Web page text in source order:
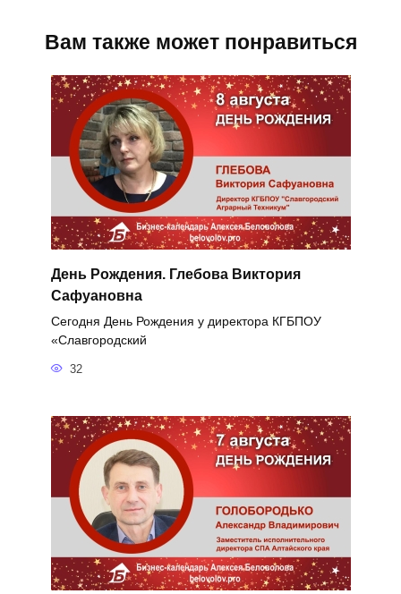
Вам также может понравиться
День Рождения. Глебова Виктория
Сафуановна
Сегодня День Рождения у директора КГБПОУ
«Славгородский
32